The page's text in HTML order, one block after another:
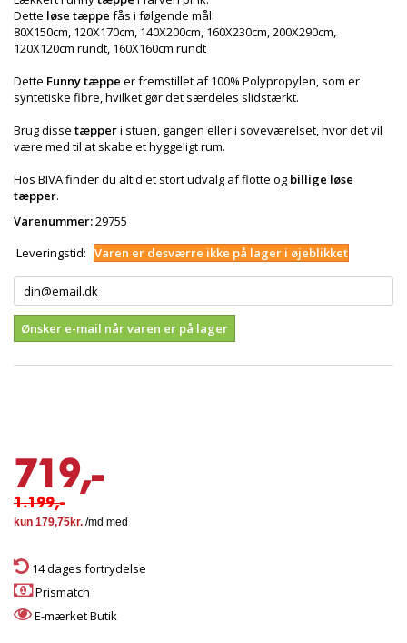
Dette løse tæppe fås i følgende mål:
80X150cm, 120X170cm, 140X200cm, 160X230cm, 200X290cm,
120X120cm rundt, 160X160cm rundt
Dette Funny tæppe er fremstillet af 100% Polypropylen, som er
syntetiske fibre, hvilket gør det særdeles slidstærkt.
Brug disse tæpperi stuen, gangen eller i soveværelset, hvor det vil
være med til at skabe et hyggeligt rum.
Hos BIVA finder du altid et stort udvalg af flotte og billige løse
tæpper.
Varenummer:29755
Leveringstid: Varen er desværre ikke på lager i øjeblikket
Ønsker e-mail når varen er på lager
719,-
1.199,-
14 dages fortrydelse
Prismatch
E-mærket Butik